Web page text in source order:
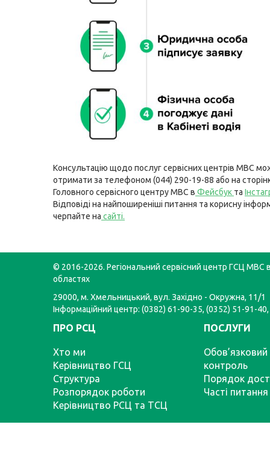
Консультацію щодо послуг сервісних центрів МВС
отримати за телефоном (044) 290-19-88 або на
Головного сервісного центру МВС в Фейсбук та
Відповіді на найпоширеніші питання та корисну
черпайте на сайті.
© 2016-2026. Регіональний сервісний центр ГСЦ МВС
областях
29000, м. Хмельницький, вул. Західно - Окружна, 11/1
Інформаційний центр: (0382) 61-90-35, (0352) 51-91-
ПРО РСЦ
Хто ми
Керівництво ГСЦ
Структура
Розпорядок роботи
Керівництво РСЦ та ТСЦ
ПОСЛУГИ
Обов’язковий
контроль
Порядок
Часті питання